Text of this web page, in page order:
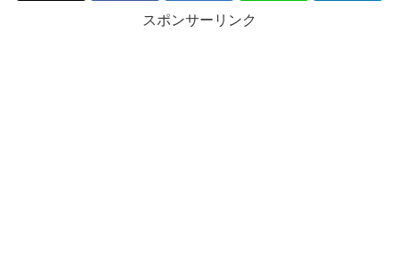
スポンサーリンク